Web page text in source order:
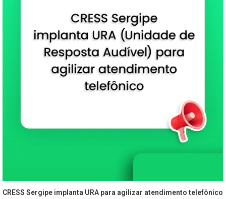
CRESS Sergipe implanta URA para agilizar atendimento telefônico